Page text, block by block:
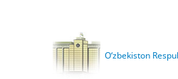
O‘zbekiston